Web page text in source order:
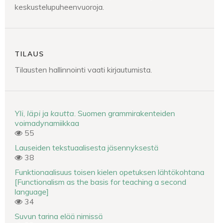
keskustelupuheenvuoroja.
TILAUS
Tilausten hallinnointi vaati kirjautumista.
Yli läpi ja kautta . Suomen grammirakenteiden
voimadynamiikkaa
55
Lauseiden tekstuaalisesta jäsennyksestä
38
Funktionaalisuus toisen kielen opetuksen lähtökohtana
[Functionalism as the basis for teaching a second
language]
34
Suvun tarina elää nimissä